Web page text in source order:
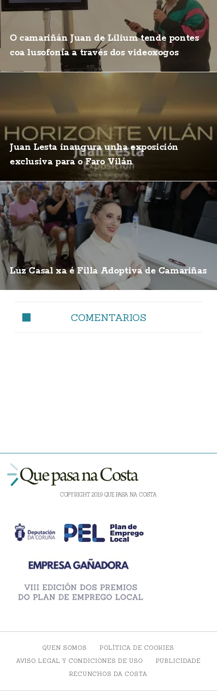
O camariñán Juan de Lilium tende pontes
coa lusofonía a través dos videoxogos
Juan Lesta inaugura unha exposición
exclusiva para o Faro Vilán
Luz Casal xa é Filla Adoptiva de Camariñas
COMENTARIOS
COPYRIGHT 2019 QUE PASA NA COSTA
QUEN SOMOS
POLÍTICA DE COOKIES
AVISO LEGAL Y CONDICIONES DE USO
PUBLICIDADE
RECUNCHOS DA COSTA